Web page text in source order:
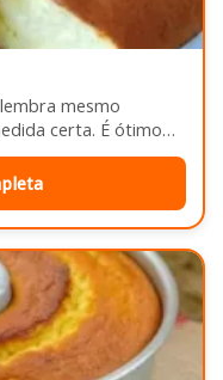
mesmo
certa. É ótimo